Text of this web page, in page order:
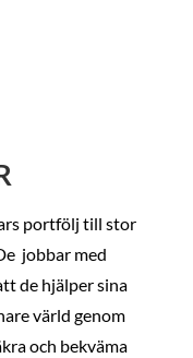
portfölj till stor
jobbar med
de hjälper sina
värld genom
och bekväma